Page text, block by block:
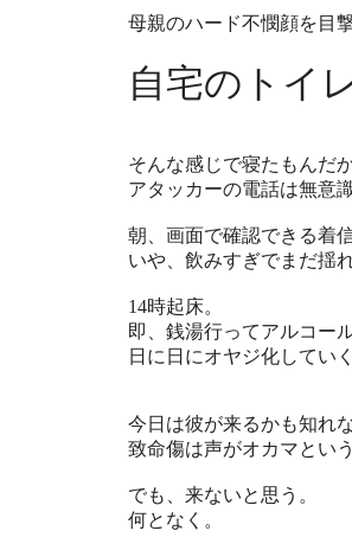
母親のハード不憫顔を目
自宅のトイ
そんな感じで寝たもんだ
アタッカーの電話は無意
朝、画面で確認できる着
いや、飲みすぎでまだ揺
14時起床。
即、銭湯行ってアルコー
日に日にオヤジ化してい
今日は彼が来るかも知れな
致命傷は声がオカマとい
でも、来ないと思う。
何となく。